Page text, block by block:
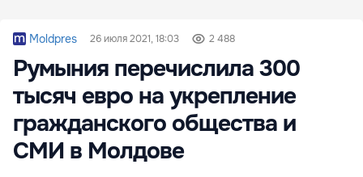
Moldpres 26 июля 2021, 18:03 2 488
Румыния перечислила 300
тысяч евро на укрепление
гражданского общества и
СМИ в Молдове